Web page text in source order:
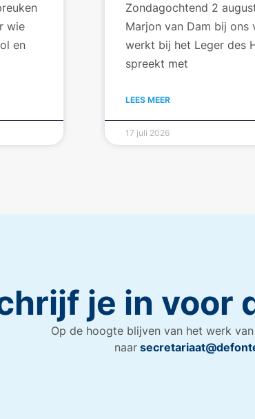
wie
en
Zondagochtend 2
Marjon van Dam bij ons
werkt bij het Leger des
spreekt met
LEES MEER
17 juli 2026
je in voor
Op de hoogte blijven van het werk
naar